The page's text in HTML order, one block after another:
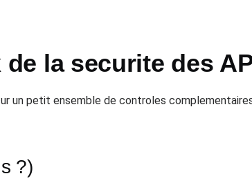
la securite des
un petit ensemble de controles
?)